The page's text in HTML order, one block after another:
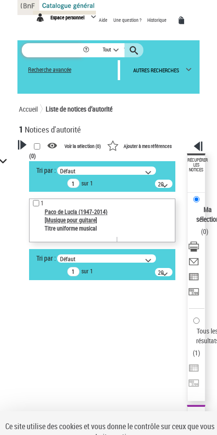
Espace personnel Aide Une question ? Historique
Tout
Recherche avancée AUTRES RECHERCHES
Accueil Liste de notices d’autorité
1 Notices d'autorité
VOTRE RECHERCHE
Recherche avancée dans les
notices d’autorité
Œuvres liées à l'auteur :
Paco de Lucía (1947-2014)
Type de notice d'autorité
Titre uniforme musical
Voir la sélection (0) Ajouter à mes références
(0)
Tri par : Défaut
sur 1
20
résultats/page
1
Paco de Lucía (1947-2014)
[Musique pour guitare]
Titre uniforme musical
Tri par : Défaut
sur 1
20
résultats/page
RÉCUPÉRER
LES
NOTICES
Ma
(0)
Tous
(1)
Panneau de gestion des cookies
Ce site utilise des cookies et vous donne le contrôle sur ceux que vous